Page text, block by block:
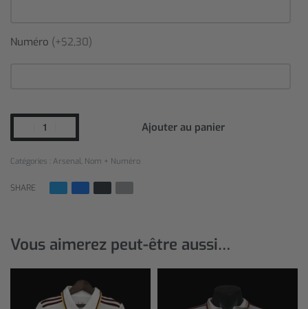
Numéro (+$2,30)
Ajouter au panier
Catégories : Arsenal Nom + Numéro
SHARE
Vous aimerez peut-être aussi…